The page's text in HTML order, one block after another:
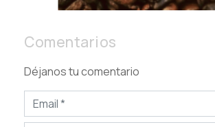
Comentarios
Déjanos tu comentario